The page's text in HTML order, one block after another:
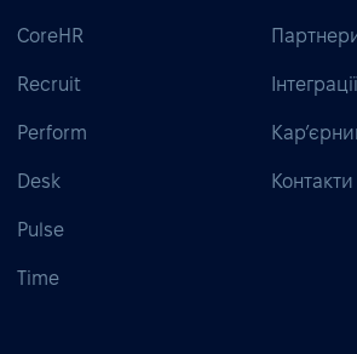
CoreHR
Recruit
Perform
Desk
Pulse
Time
Інтеграції
Контакти